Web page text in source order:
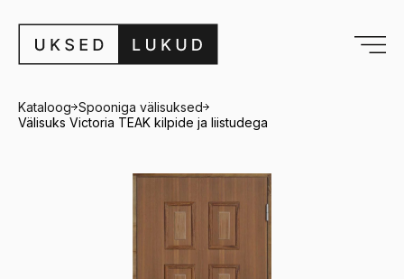
Kataloog Spooniga välisuksed
Välisuks Victoria TEAK kilpide ja liistudega